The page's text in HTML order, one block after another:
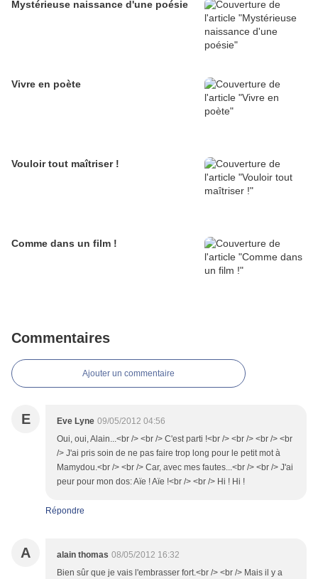
Mystérieuse naissance d'une poésie
Vivre en poète
Vouloir tout maîtriser !
Comme dans un film !
Commentaires
Ajouter un commentaire
E Eve Lyne 09/05/2012 04:56
Oui, oui, Alain...<br /> <br /> C'est parti !<br /> <br /> <br /> <br
/> J'ai pris soin de ne pas faire trop long pour le petit mot à
Mamydou.<br /> <br /> Car, avec mes fautes...<br /> <br /> J'ai
peur pour mon dos: Aïe ! Aïe !<br /> <br /> Hi ! Hi !
Répondre
A alain thomas 08/05/2012 16:32
Bien sûr que je vais l'embrasser fort.<br /> <br /> Mais il y a